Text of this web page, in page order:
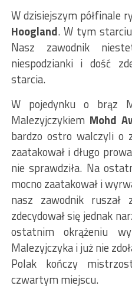
W dzisiejszym półfinale
Hoogland. W tym
Nasz zawodnik
niespodzianki i dość
starcia.
W pojedynku o brąz
Malezyjczykiem Mohd
bardzo ostro walczyli o
zaatakował i długo
nie sprawdziła. Na
mocno zaatakował i
nasz zawodnik ruszał
zdecydował się jednak
ostatnim okrążeniu
Malezyjczyka i już nie
Polak kończy
czwartym miejscu.